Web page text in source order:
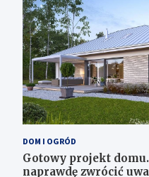
DOM I OGRÓD
Gotowy projekt domu. Na co
naprawdę zwrócić